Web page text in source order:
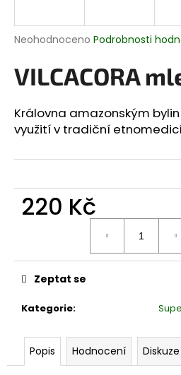
Průměrné
produktu
je
z
5
hvězdiček.
Neohodnoceno Podrobnosti
VILCACORA
Královna amazonským
využití v tradiční
220 Kč
Kategorie:
Zeptat se
Popis Hodnocení Diskuze
j
t
?
HLEDAT
p
o
u
e